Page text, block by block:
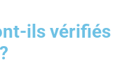
ils vérifiés